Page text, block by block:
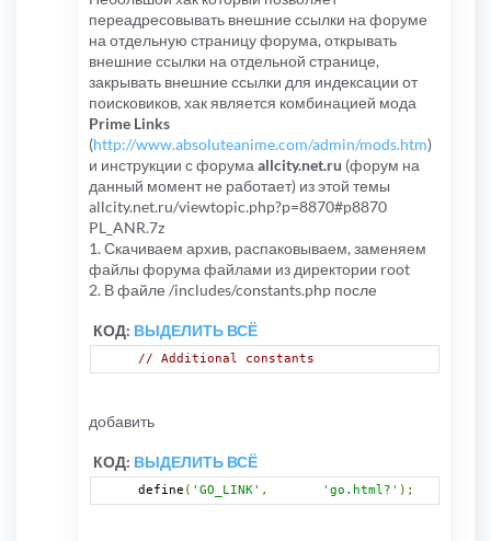
переадресовывать внешние ссылки на форуме
на отдельную страницу форума, открывать
внешние ссылки на отдельной странице,
закрывать внешние ссылки для индексации от
поисковиков, хак является комбинацией мода
Prime Links
(http://www.absoluteanime.com/admin/mods.htm)
и инструкции с форума allcity.net.ru (форум на
данный момент не работает) из этой темы
allcity.net.ru/viewtopic.php?p=8870#p8870
PL_ANR.7z
1. Скачиваем архив, распаковываем, заменяем
файлы форума файлами из директории root
2. В файле /includes/constants.php после
КОД: ВЫДЕЛИТЬ ВСЁ
// Additional constants
добавить
КОД: ВЫДЕЛИТЬ ВСЁ
define ( 'GO_LINK' , 'go.html?' );